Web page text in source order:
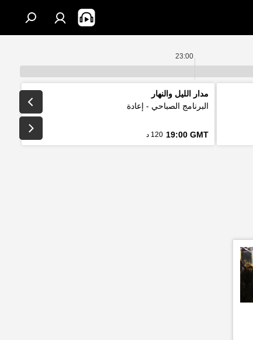
23:00
مدار الليل والنهار
البرنامج الصباحي - إعادة
19:00 GMT 120 د